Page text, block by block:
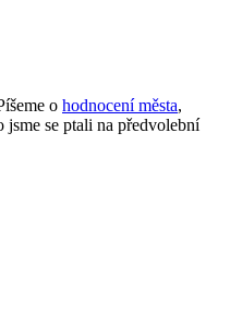
o hodnocení města,
jsme se ptali na předvolební